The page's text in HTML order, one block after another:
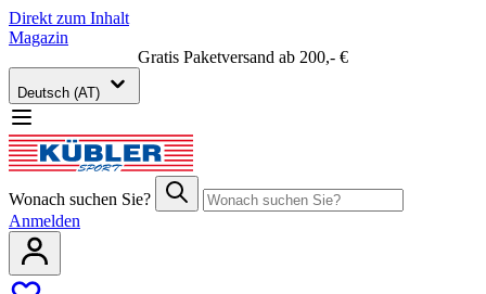
Direkt zum Inhalt
Magazin
Gratis Paketversand ab 200,- €
Deutsch (AT)
Wonach suchen Sie?
Anmelden